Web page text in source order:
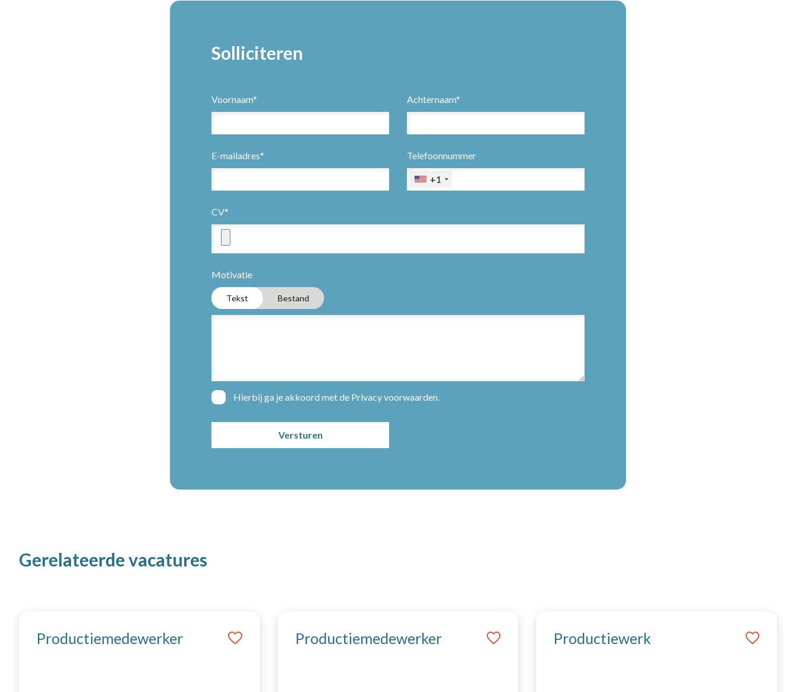
Solliciteren
Voornaam* Achternaam*
E-mailadres* Telefoonnummer
+1
CV*
Motivatie
Tekst Bestand
Hierbij ga je akkoord met de Privacy voorwaarden.
Gerelateerde vacatures
Productiemedewerker Productiemedewerker Productiewerk